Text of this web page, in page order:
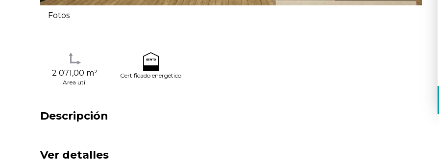
Fotos
2 071,00 m²
Area util
Certificado energético
Descripción
Ver detalles